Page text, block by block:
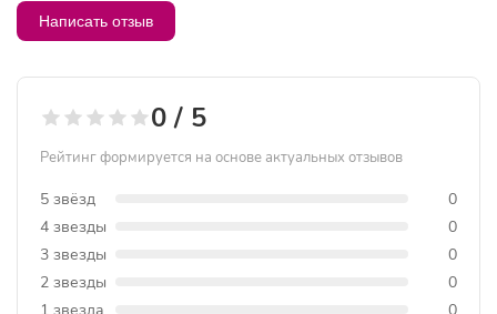
Написать отзыв
0 / 5
Рейтинг формируется на основе актуальных отзывов
5 звёзд
0
4 звезды
0
3 звезды
0
2 звезды
0
1 звезда
0